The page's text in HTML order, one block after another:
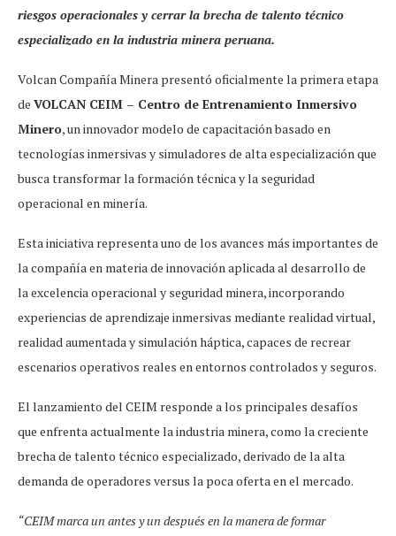
riesgos operacionales y cerrar la brecha de talento técnico
especializado en la industria minera peruana.
Volcan Compañía Minera presentó oficialmente la primera etapa
de VOLCAN CEIM – Centro de Entrenamiento Inmersivo
Minero, un innovador modelo de capacitación basado en
tecnologías inmersivas y simuladores de alta especialización que
busca transformar la formación técnica y la seguridad
operacional en minería.
Esta iniciativa representa uno de los avances más importantes de
la compañía en materia de innovación aplicada al desarrollo de
la excelencia operacional y seguridad minera, incorporando
experiencias de aprendizaje inmersivas mediante realidad virtual,
realidad aumentada y simulación háptica, capaces de recrear
escenarios operativos reales en entornos controlados y seguros.
El lanzamiento del CEIM responde a los principales desafíos
que enfrenta actualmente la industria minera, como la creciente
brecha de talento técnico especializado, derivado de la alta
demanda de operadores versus la poca oferta en el mercado.
“CEIM marca un antes y un después en la manera de formar